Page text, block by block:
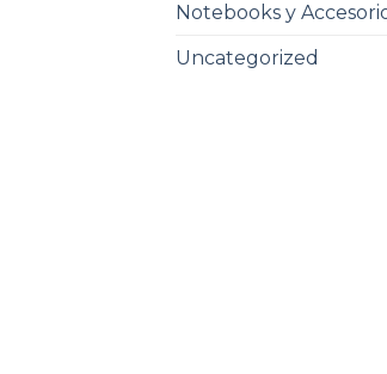
Notebooks y
Uncategorized